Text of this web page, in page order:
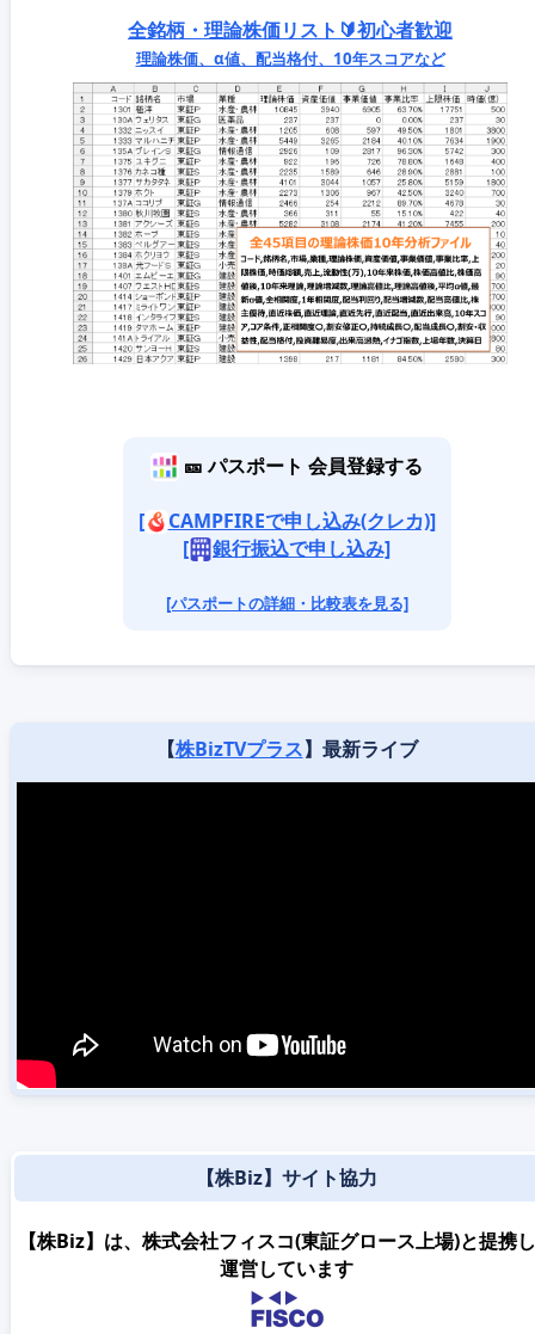
全銘柄・理論株価リスト🔰初心者歓迎
理論株価、α値、配当格付、10年スコアなど
🎫 パスポート 会員登録する
[
CAMPFIREで申し込み(クレカ)]
[
銀行振込で申し込み]
[パスポートの詳細・比較表を見る]
【株BizTVプラス】最新ライブ
【株Biz】サイト協力
【株Biz】は、株式会社フィスコ(東証グロース上場)と提携
運営しています